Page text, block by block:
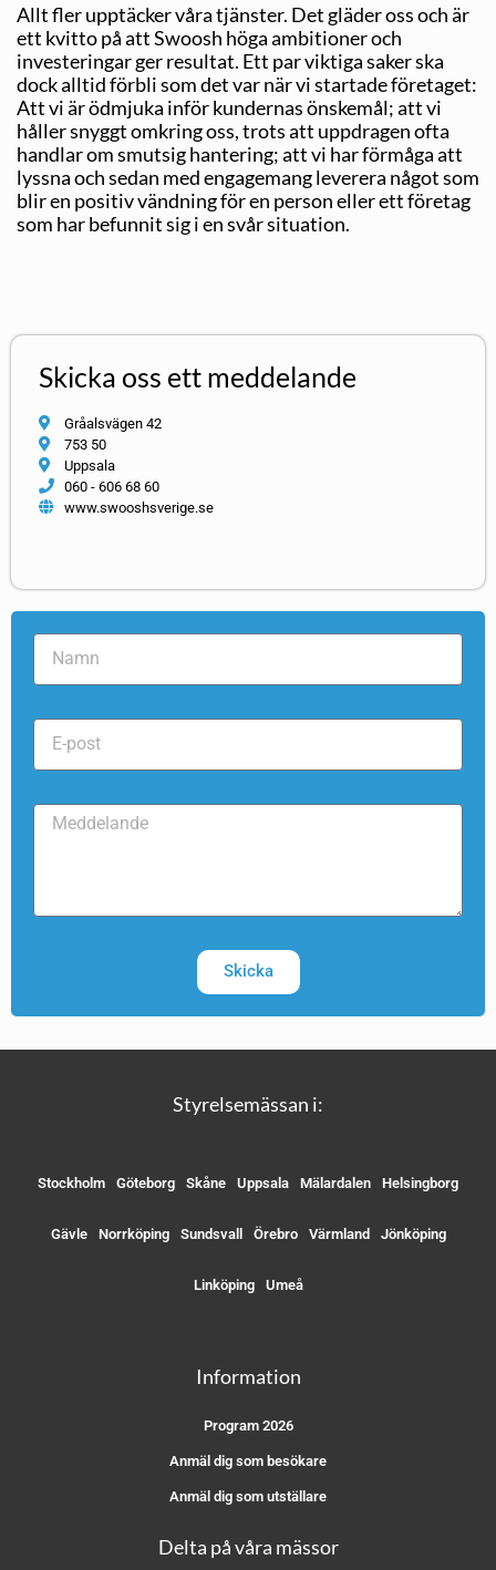
Allt fler upptäcker våra tjänster. Det gläder oss och är
ett kvitto på att Swoosh höga ambitioner och
investeringar ger resultat. Ett par viktiga saker ska
dock alltid förbli som det var när vi startade företaget:
Att vi är ödmjuka inför kundernas önskemål; att vi
håller snyggt omkring oss, trots att uppdragen ofta
handlar om smutsig hantering; att vi har förmåga att
lyssna och sedan med engagemang leverera något som
blir en positiv vändning för en person eller ett företag
som har befunnit sig i en svår situation.
Skicka oss ett meddelande
Gråalsvägen 42
753 50
Uppsala
060 - 606 68 60
www.swooshsverige.se
Skicka
Styrelsemässan i:
Stockholm Göteborg Skåne Uppsala Mälardalen Helsingborg
Gävle Norrköping Sundsvall Örebro Värmland Jönköping
Linköping Umeå
Information
Program 2026
Anmäl dig som besökare
Anmäl dig som utställare
Delta på våra mässor